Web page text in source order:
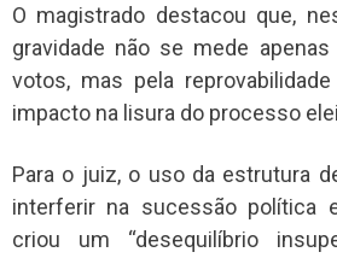
O magistrado destacou que,
gravidade não se mede
votos, mas pela
impacto na lisura do processo
Para o juiz, o uso da estrutura
interferir na sucessão política
criou um “desequilíbrio